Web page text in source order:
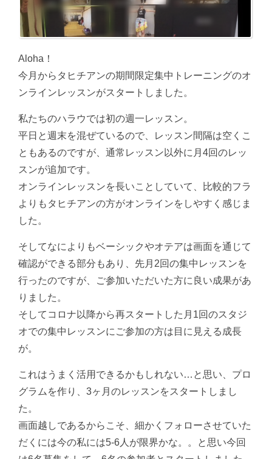
Aloha！
今月からタヒチアンの期間限定集中トレーニングのオ
ンラインレッスンがスタートしました。
私たちのハラウでは初の週一レッスン。
平日と週末を混ぜているので、レッスン間隔は空くこ
ともあるのですが、通常レッスン以外に月4回のレッ
スンが追加です。
オンラインレッスンを長いことしていて、比較的フラ
よりもタヒチアンの方がオンラインをしやすく感じま
した。
そしてなによりもベーシックやオテアは画面を通じて
確認ができる部分もあり、先月2回の集中レッスンを
行ったのですが、ご参加いただいた方に良い成果があ
りました。
そしてコロナ以降から再スタートした月1回のスタジ
オでの集中レッスンにご参加の方は目に見える成長
が。
これはうまく活用できるかもしれない…と思い、プロ
グラムを作り、3ヶ月のレッスンをスタートしまし
た。
画面越しであるからこそ、細かくフォローさせていた
だくには今の私には5-6人が限界かな。。と思い今回